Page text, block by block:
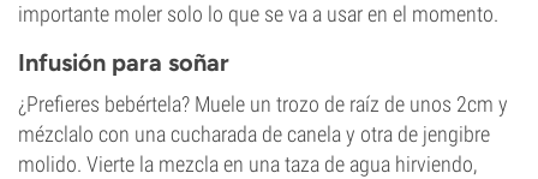
importante moler solo lo que se va a usar en el momento.
Infusión para soñar
¿Prefieres bebértela? Muele un trozo de raíz de unos 2cm y
mézclalo con una cucharada de canela y otra de jengibre
molido. Vierte la mezcla en una taza de agua hirviendo,